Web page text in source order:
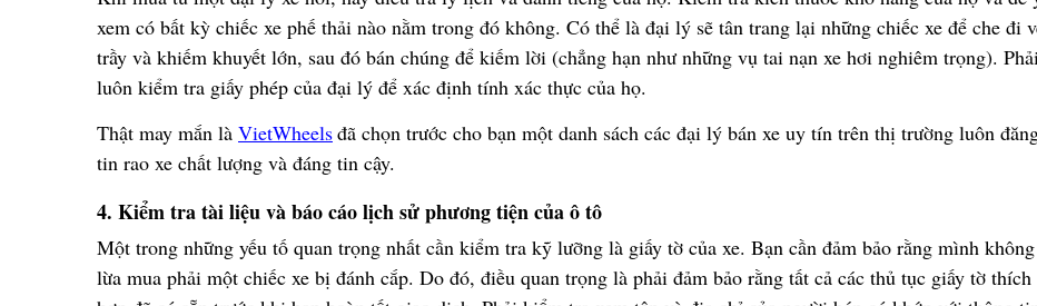
xem có bất kỳ chiếc xe phế thải nào nằm trong đó không. Có thể là đại lý sẽ tân trang lại những chiếc xe để che đi v
trầy và khiếm khuyết lớn, sau đó bán chúng để kiếm lời (chẳng hạn nhưnhững vụ tai nạn xe hơi nghiêm trọng). Phải
luôn kiểm tra giấy phép của đại lý để xác định tính xác thực của họ.
Thật may mắn là VietWheelsđã chọn trước cho bạn một danh sách các đại lý bán xe uy tín trên thị trường luôn đă
tin rao xe chất lượng và đáng tin cậy.
4. Kiểm tra tài liệu và báo cáo lịch sửphương tiện của ô tô
Một trong những yếu tố quan trọng nhất cần kiểm tra kỹ lưỡng là giấy tờ của xe. Bạn cần đảm bảo rằng mình
lừa mua phải một chiếc xe bị đánh cắp. Do đó, điều quan trọng là phải đảm bảo rằng tất cả các thủ tục giấy tờ thích